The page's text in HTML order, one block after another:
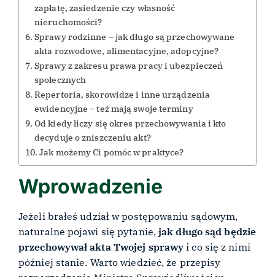
zapłatę, zasiedzenie czy własność
nieruchomości?
Sprawy rodzinne – jak długo są przechowywane
akta rozwodowe, alimentacyjne, adopcyjne?
Sprawy z zakresu prawa pracy i ubezpieczeń
społecznych
Repertoria, skorowidze i inne urządzenia
ewidencyjne – też mają swoje terminy
Od kiedy liczy się okres przechowywania i kto
decyduje o zniszczeniu akt?
Jak możemy Ci pomóc w praktyce?
Wprowadzenie
Jeżeli brałeś udział w postępowaniu sądowym,
naturalne pojawi się pytanie,jak długo sąd będzie
przechowywał akta Twojej sprawy i co się z nimi
później stanie. Warto wiedzieć, że przepisy